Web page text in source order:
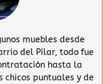
muebles desde
del Pilar, todo fue
hasta la
chicos puntuales y de